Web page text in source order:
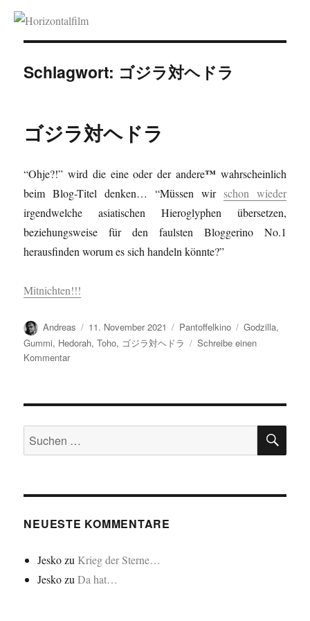
Horizontalfilm
Schlagwort: ゴジラ対ヘドラ
ゴジラ対ヘドラ
“Ohje?!” wird die eine oder der andere™wahrscheinlich
beim Blog-Titel denken… “Müssen wir schon wieder
irgendwelche asiatischen Hieroglyphen übersetzen,
beziehungsweise für den faulsten Bloggerino No.1
herausfinden worum es sich handeln könnte?”
Mitnichten!!!
Autor
Andreas
Veröffentlicht
am
11. November 2021 Kategorien
Pantoffelkino Schlagwörter
Godzilla,
Gummi, Hedorah,Toho, ゴジラ対ヘドラ
Schreibe einen
Kommentarzu
ヘ
ド
ラ
Suchen
nach:
NEUESTE KOMMENTARE
Jeskozu Krieg der Sterne…
JeskozuDa hat…